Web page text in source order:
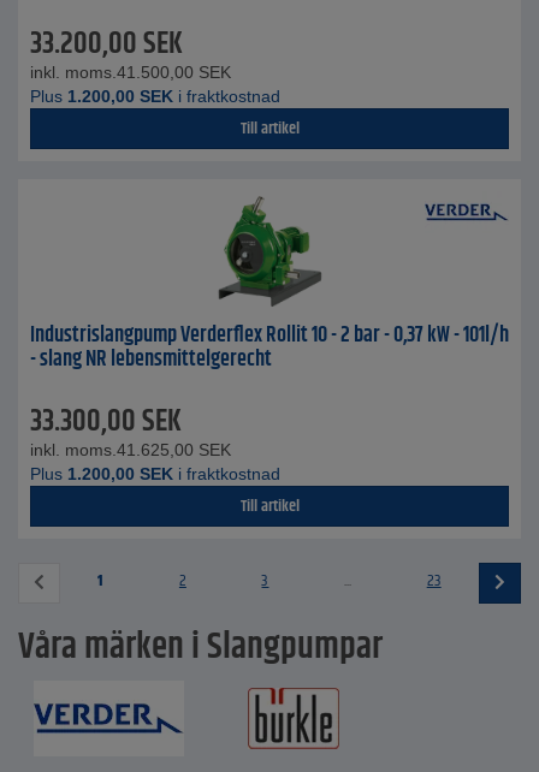
33.200,00SEK
inkl. moms. 41.500,00 SEK
Plus 1.200,00 SEK i fraktkostnad
Till artikel
Industrislangpump Verderflex Rollit 10 - 2 bar - 0,37 kW - 101l/h
- slang NR lebensmittelgerecht
33.300,00SEK
inkl. moms. 41.625,00 SEK
Plus 1.200,00 SEK i fraktkostnad
Till artikel
1 2 3 ... 23
Våra märken i Slangpumpar